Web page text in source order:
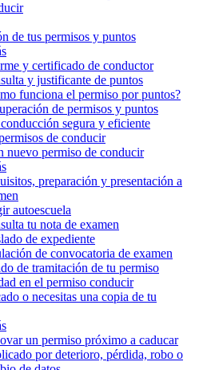
de tus permisos y puntos
y certificado de conductor
y justificante de puntos
funciona el permiso por puntos?
de permisos y puntos
segura y eficiente
de conducir
nuevo permiso de conducir
preparación y presentación a
autoescuela
tu nota de examen
de expediente
de convocatoria de examen
de tramitación de tu permiso
en el permiso conducir
o necesitas una copia de tu
un permiso próximo a caducar
por deterioro, pérdida, robo o